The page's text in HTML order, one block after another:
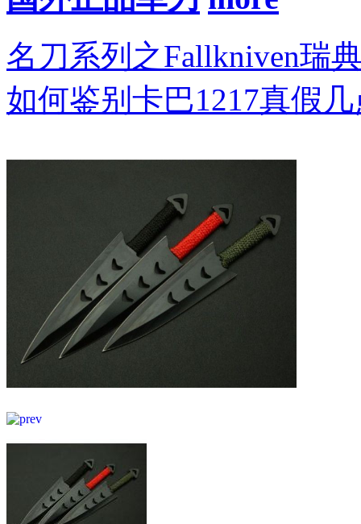
名刀系列之Fallkniven瑞
如何鉴别卡巴1217真假